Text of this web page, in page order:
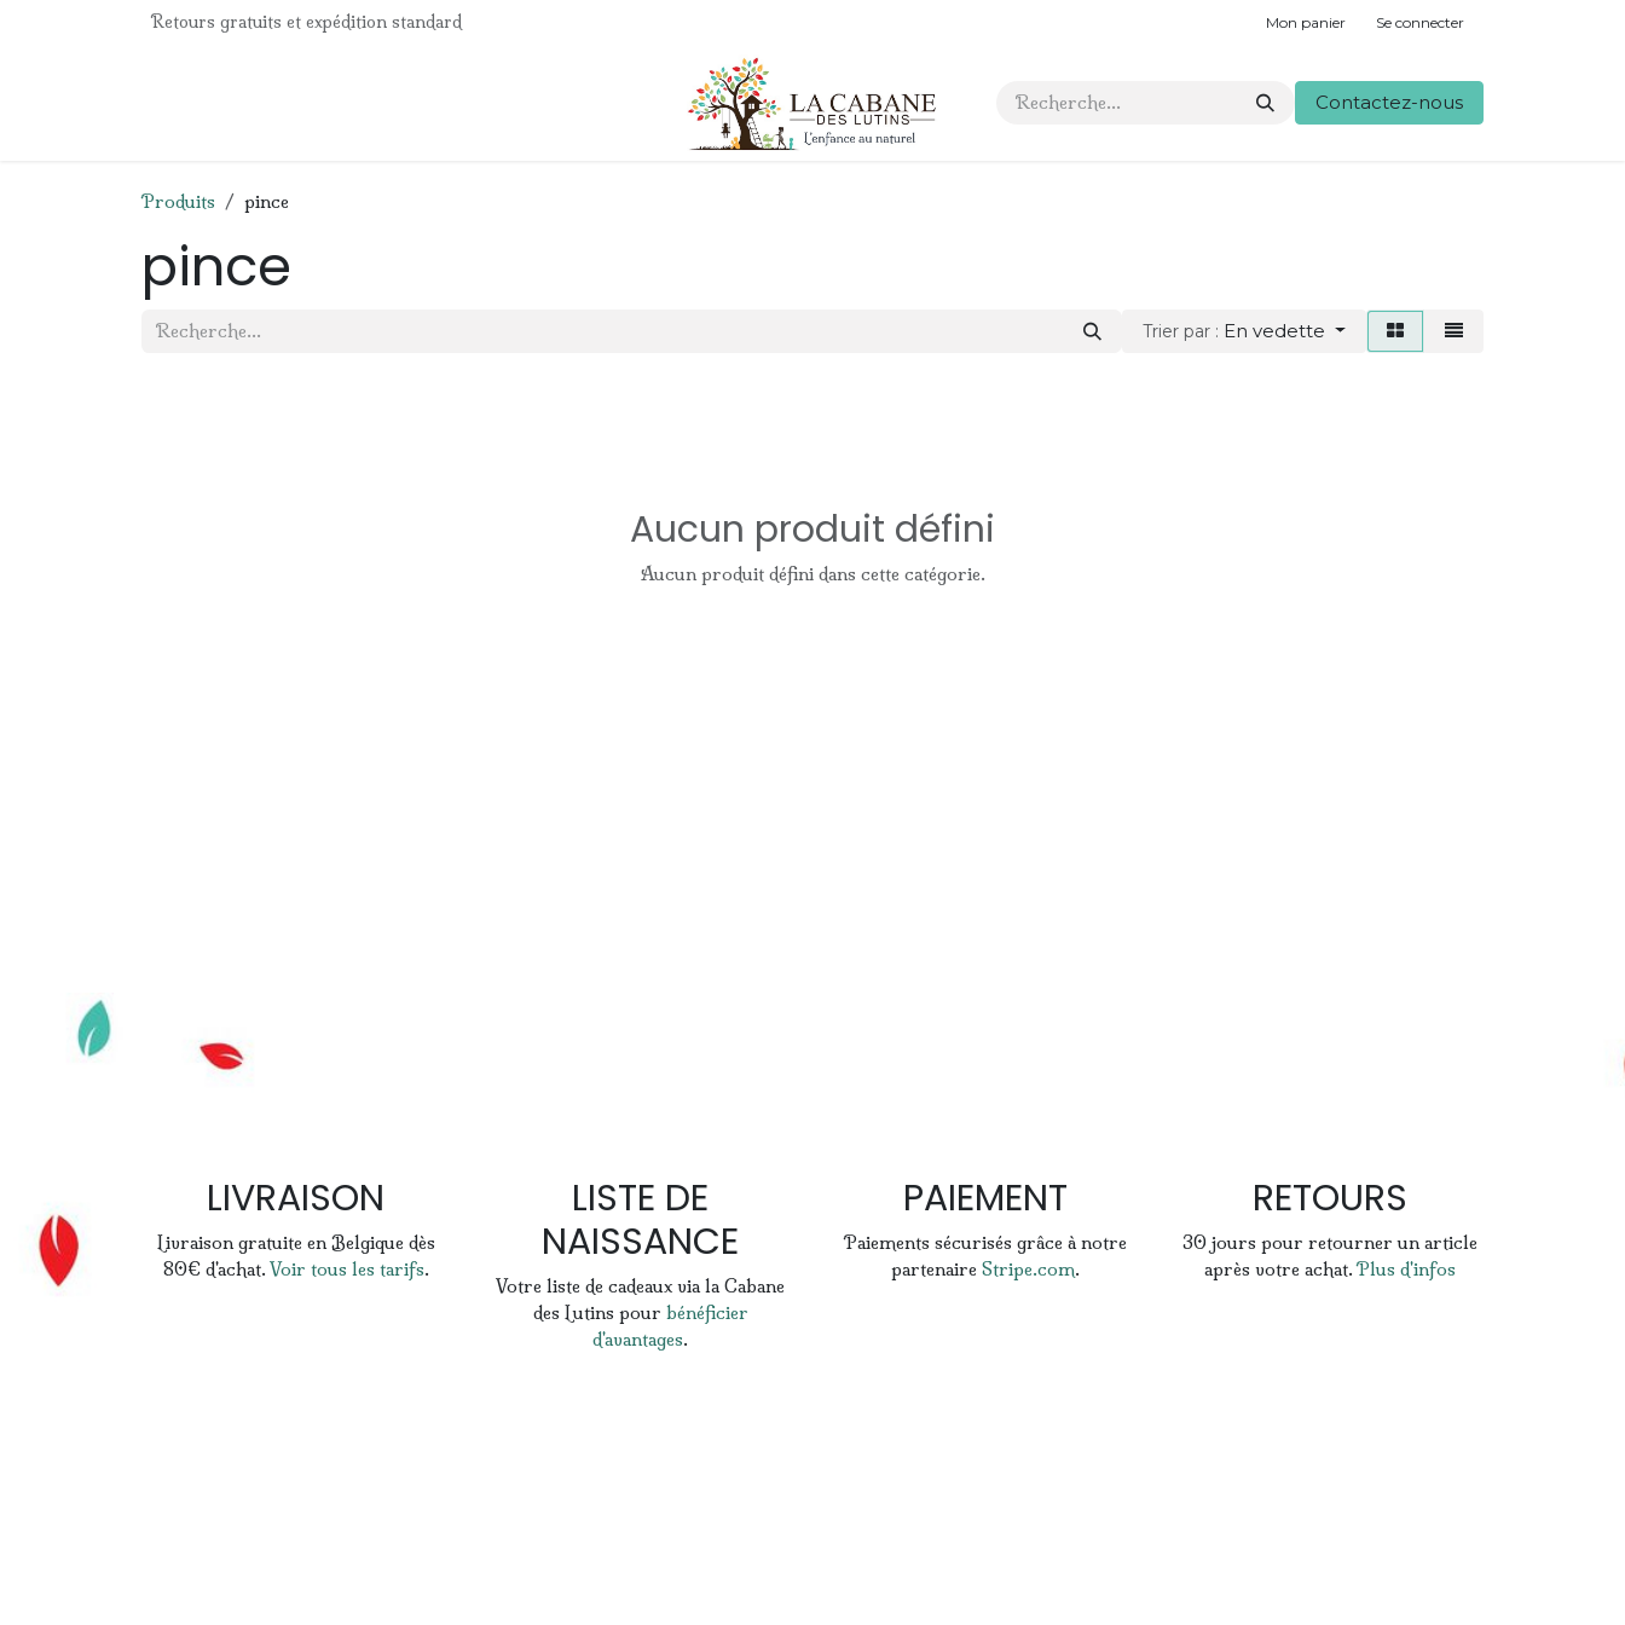
Se rendre au contenuRetours gratuits et expédition standard Mon panier Se connecter
Contact Contactez-nous
Produits pince
pince
Trier par : En vedette
Aucun produit défini
Aucun produit défini dans cette catégorie.
LIVRAISON
Livraison gratuite en Belgique dès
80€ d'achat. Voir tous les tarifs.
LISTE DE
NAISSANCE
Votre liste de cadeaux via la Cabane
des Lutins pour bénéficier
d'avantages.
PAIEMENT
Paiements sécurisés grâce à notre
partenaire Stripe.com.
RETOURS
30 jours pour retourner un article
après votre achat.Plus d'infos